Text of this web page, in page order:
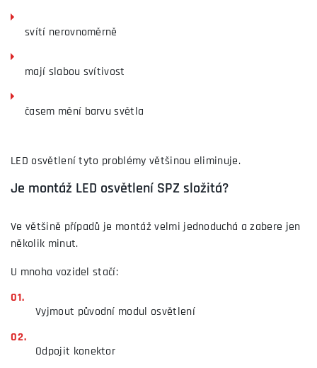
svítí nerovnoměrně
mají slabou svítivost
časem mění barvu světla
LED osvětlení tyto problémy většinou eliminuje.
Je montáž LED osvětlení SPZ složitá?
Ve většině případů je montáž velmi jednoduchá a zabere jen
několik minut.
U mnoha vozidel stačí:
Vyjmout původní modul osvětlení
Odpojit konektor